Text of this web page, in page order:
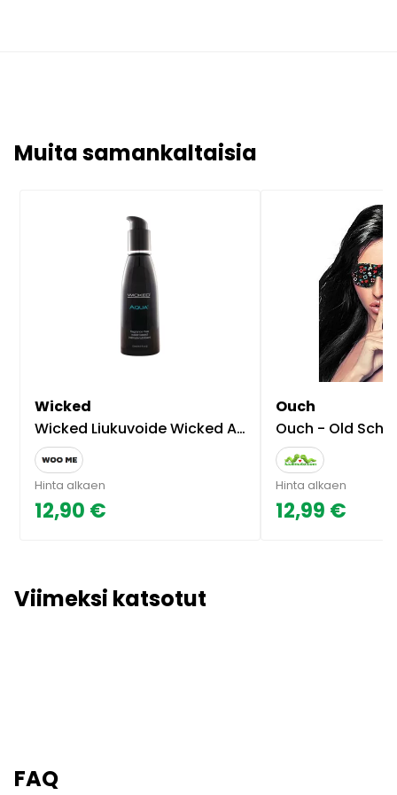
Muita samankaltaisia
Wicked
Wicked Liukuvoide Wicked Aqua 120ml
Hinta alkaen
12,90 €
Ouch
Ouch - Old School
Hinta alkaen
12,99 €
Viimeksi katsotut
FAQ